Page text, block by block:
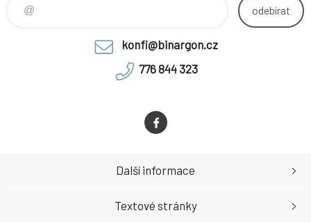
odebírat
konfi@binargon.cz
776 844 323
Další informace
Textové stránky